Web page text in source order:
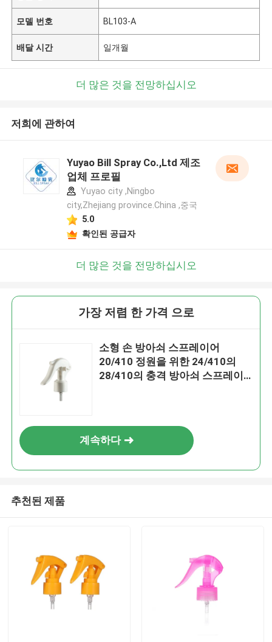
모델 번호 BL103-A
배달 시간 일개월
더 많은 것을 전망하십시오
저희에 관하여
Yuyao Bill Spray Co.,Ltd 제조
업체 프로필
Yuyao city ,Ningbo
city,Zhejiang province.China ,중국
5.0
확인된 공급자
더 많은 것을 전망하십시오
가장 저렴 한 가격 으로
소형 손 방아쇠 스프레이어
20/410 정원을 위한 24/410의
28/410의 충격 방아쇠 스프레이
계속하다
추천된 제품